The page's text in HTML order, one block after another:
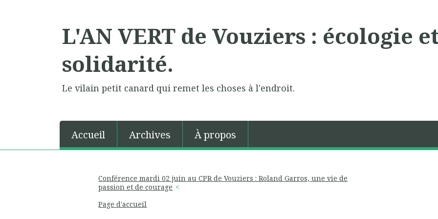
L'AN VERT de Vouziers : écologie
solidarité.
Le vilain petit canard qui remet les choses à l'endroit.
Accueil Archives À propos
Conférence mardi 02 juin au CPR de Vouziers : Roland Garros, une vie de
passion et de courage
Page d'accueil